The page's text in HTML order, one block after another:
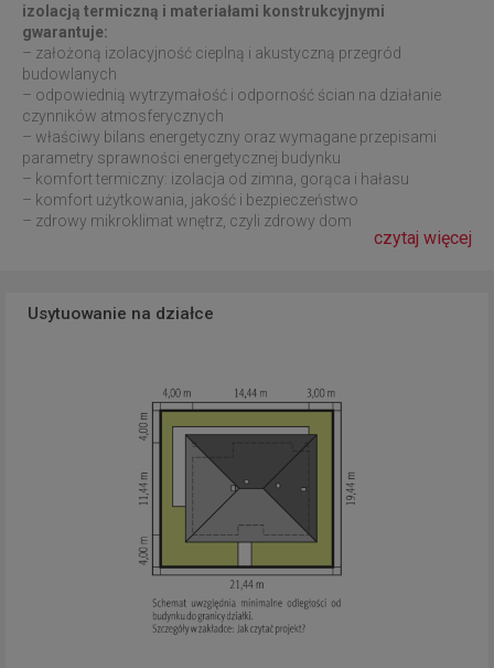
izolacją termiczną i materiałami konstrukcyjnymi
gwarantuje:
– założoną izolacyjność cieplną i akustyczną przegród
budowlanych
– odpowiednią wytrzymałość i odporność ścian na działanie
czynników atmosferycznych
– właściwy bilans energetyczny oraz wymagane przepisami
parametry sprawności energetycznej budynku
– komfort termiczny: izolacja od zimna, gorąca i hałasu
– komfort użytkowania, jakość i bezpieczeństwo
– zdrowy mikroklimat wnętrz, czyli zdrowy dom
czytaj więcej
Usytuowanie na działce